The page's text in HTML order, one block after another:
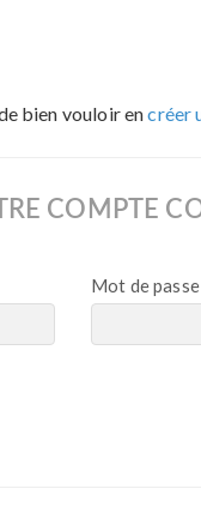
bien vouloir encréer
COMPTE
Mot de passe